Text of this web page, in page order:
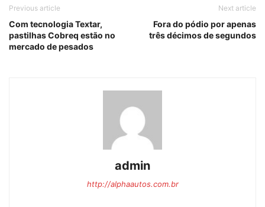
Previous article
Com tecnologia Textar,
pastilhas Cobreq estão no
mercado de pesados
Next article
Fora do pódio por apenas
três décimos de segundos
admin
http://alphaautos.com.br